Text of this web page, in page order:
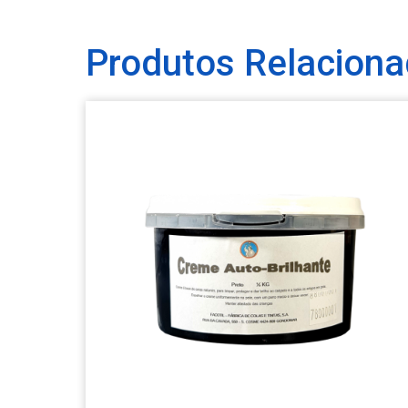
Produtos